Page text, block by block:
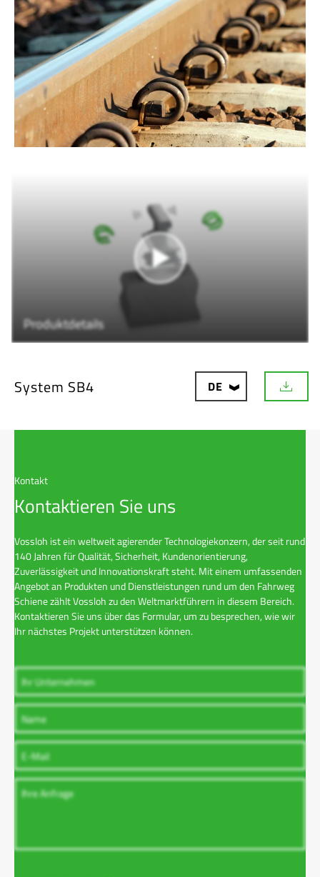
Produktdetails
System SB4 DE
D
o
n
Kontakt
Kontaktieren Sie uns
Vossloh ist ein weltweit agierender Technologiekonzern, der seit rund
140 Jahren für Qualität, Sicherheit, Kundenorientierung,
Zuverlässigkeit und Innovationskraft steht. Mit einem umfassenden
Angebot an Produkten und Dienstleistungen rund um den Fahrweg
Schiene zählt Vossloh zu den Weltmarktführern in diesem Bereich.
Kontaktieren Sie uns über das Formular, um zu besprechen, wie wir
Ihr nächstes Projekt unterstützen können.